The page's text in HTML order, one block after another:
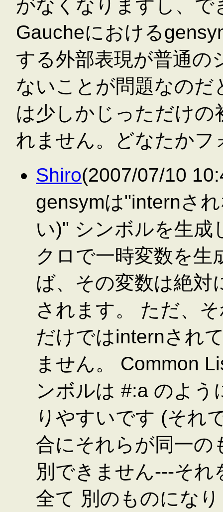
がなくなりますし、
Gaucheにおける
する外部表現が普通の
ないことが問題なのだ
は少しかじっただけ
れません。どなたか
Shiro(2007/07/10
gensymは"internさ
い)" シンボルを生成
クロで一時変数を生
ば、その変数は絶対
されます。 ただ、
だけではinternされ
ません。 Common
ンボルは #:a のよう
りやすいです (それ
合にそれらが同一の
別できません---そ
全て 別のものにな